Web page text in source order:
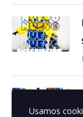
Usamos